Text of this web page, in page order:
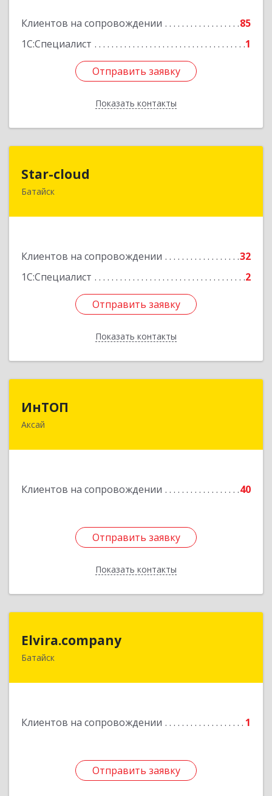
Клиентов на сопровождении
85
1С:Специалист
1
Отправить заявку
Показать контакты
Отправить заявку
Назад
Star-cloud
Батайск
Клиентов на сопровождении
32
1С:Специалист
2
Отправить заявку
Показать контакты
346880, Ростовская обл, Батайск г, Фермерская
Отправить заявку
Назад
ИнТОП
Аксай
Клиентов на сопровождении 40
Отправить заявку
Показать контакты
344000, Ростов-на-Дону г, Буденновский пр-кт,
Отправить заявку
Назад
Elvira.company
Батайск
Клиентов на сопровождении 1
Отправить заявку
Отправить заявку